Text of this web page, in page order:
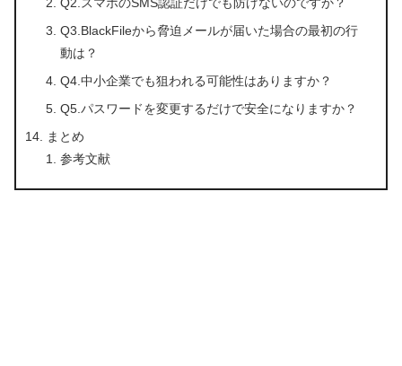
Q3.BlackFileから脅迫メールが届いた場合の最初の行
動は？
Q4.中小企業でも狙われる可能性はありますか？
Q5.パスワードを変更するだけで安全になりますか？
まとめ
参考文献